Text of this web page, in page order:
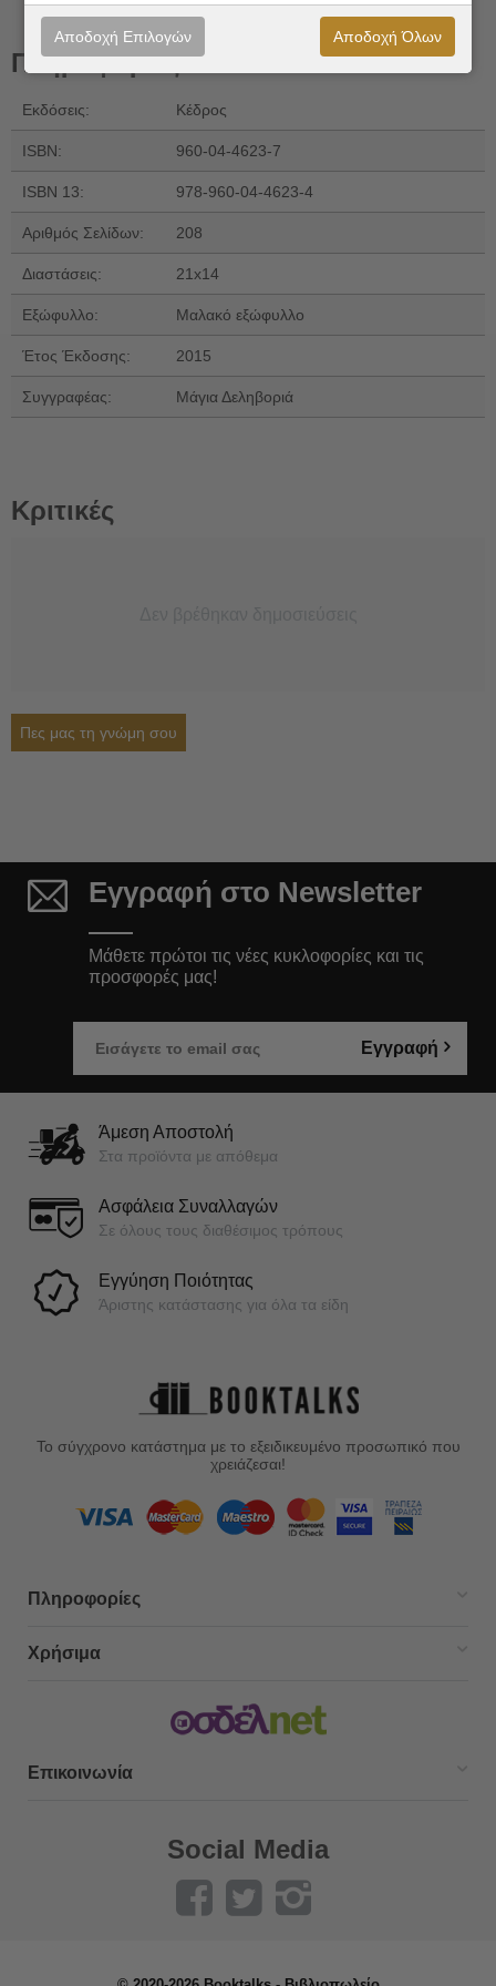
Πληροφορίες
Εκδόσεις: Κέδρος
ISBN: 960-04-4623-7
ISBN 13: 978-960-04-4623-4
Αριθμός Σελίδων: 208
Διαστάσεις: 21x14
Εξώφυλλο: Μαλακό εξώφυλλο
Έτος Έκδοσης: 2015
Συγγραφέας: Μάγια Δεληβοριά
Κριτικές
Πες μας τη γνώμη σου
Εγγραφή στο Newsletter
Μάθετε πρώτοι τις νέες κυκλοφορίες και τις
προσφορές μας!
Εγγραφή
Άμεση Αποστολή
Στα προϊόντα με απόθεμα
Ασφάλεια Συναλλαγών
Σε όλους τους διαθέσιμος τρόπους
Εγγύηση Ποιότητας
Άριστης κατάστασης για όλα τα είδη
Το σύγχρονο κατάστημα με το εξειδικευμένο προσωπικό που
χρειάζεσαι!
Πληροφορίες
Χρήσιμα
Επικοινωνία
Social Media
Αποδοχή Επιλογών Αποδοχή Όλων